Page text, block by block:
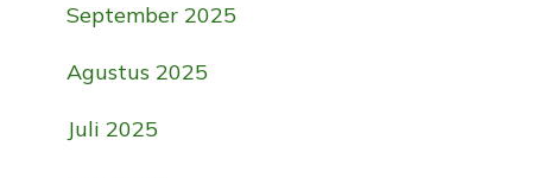
September 2025
Agustus 2025
Juli 2025